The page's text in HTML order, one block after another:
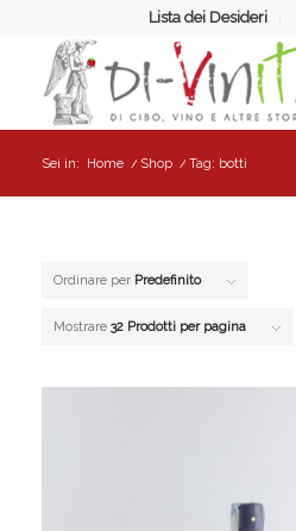
Lista dei Desideri
Sei in: Home / Shop / Tag: botti
Ordinare per Predefinito
Mostrare 32 Prodotti per pagina